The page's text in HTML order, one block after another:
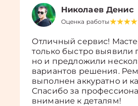
Николаев Денис
Оценка работы
Отличный сервис!
только быстро выявили
но и предложили
вариантов решения.
выполнен аккуратно и
Спасибо за
внимание к деталям!